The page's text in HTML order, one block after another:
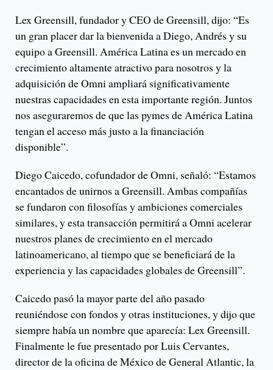
Lex Greensill, fundador y CEO de Greensill, dijo: “Es
un gran placer dar la bienvenida a Diego, Andrés y su
equipo a Greensill. América Latina es un mercado en
crecimiento altamente atractivo para nosotros y la
adquisición de Omni ampliará significativamente
nuestras capacidades en esta importante región. Juntos
nos aseguraremos de que las pymes de América Latina
tengan el acceso más justo a la financiación
disponible”.
Diego Caicedo, cofundador de Omni, señaló: “Estamos
encantados de unirnos a Greensill. Ambas compañías
se fundaron con filosofías y ambiciones comerciales
similares, y esta transacción permitirá a Omni acelerar
nuestros planes de crecimiento en el mercado
latinoamericano, al tiempo que se beneficiará de la
experiencia y las capacidades globales de Greensill”.
Caicedo pasó la mayor parte del año pasado
reuniéndose con fondos y otras instituciones, y dijo que
siempre había un nombre que aparecía: Lex Greensill.
Finalmente le fue presentado por Luis Cervantes,
director de la oficina de México de General Atlantic, la